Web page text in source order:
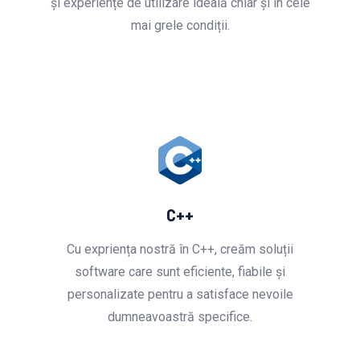
și experiențe de utilizare ideală chiar și în cele
mai grele condiții.
C++
Cu expriența nostră în C++, creăm soluții
software care sunt eficiente, fiabile și
personalizate pentru a satisface nevoile
dumneavoastră specifice.